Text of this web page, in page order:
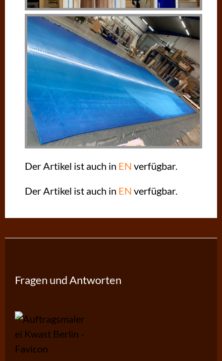
Der Artikel ist auch in EN verfügbar.
Der Artikel ist auch in EN verfügbar.
Fragen und Antworten